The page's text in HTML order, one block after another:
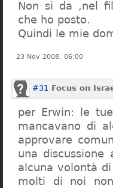
Non si da ,nel
che ho posto.
Quindi le mie
23 Nov 2008, 06:00
#31 Focus on
per Erwin: le
mancavano di
approvare
una
alcuna volontà
molti di noi